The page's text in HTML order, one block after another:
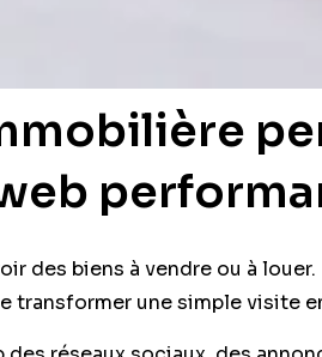
des biens à vendre ou à
transformer une simple visite